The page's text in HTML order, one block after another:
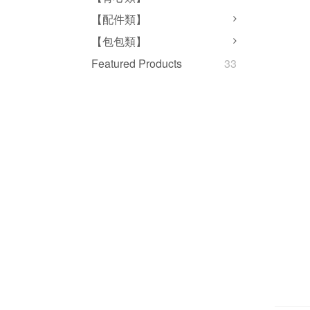
【配件類】
【包包類】
Featured Products
33